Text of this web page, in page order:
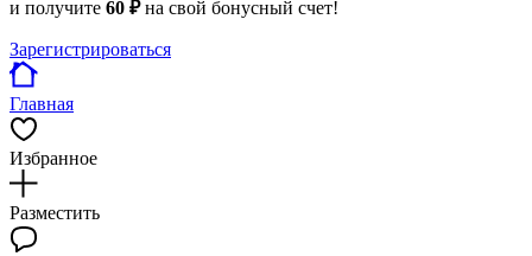
и получите 60 ₽на свой бонусный счет!
Зарегистрироваться
Главная
Избранное
Разместить